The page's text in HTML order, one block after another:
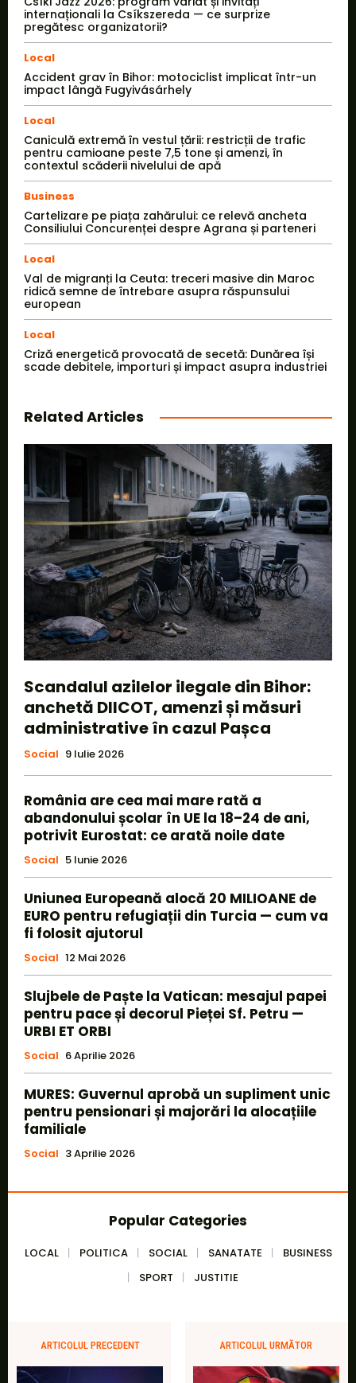
internaționali la Csíkszereda — ce surprize
pregătesc organizatorii?
Local
Accident grav în Bihor: motociclist implicat într-un
impact lângă Fugyivásárhely
Local
Caniculă extremă în vestul țării: restricții de trafic
pentru camioane peste 7,5 tone și amenzi, în
contextul scăderii nivelului de apă
Business
Cartelizare pe piața zahărului: ce relevă ancheta
Consiliului Concurenței despre Agrana și parteneri
Local
Val de migranți la Ceuta: treceri masive din Maroc
ridică semne de întrebare asupra răspunsului
european
Local
Criză energetică provocată de secetă: Dunărea își
scade debitele, importuri și impact asupra industriei
Related Articles
Scandalul azilelor ilegale din Bihor:
anchetă DIICOT, amenzi și măsuri
administrative în cazul Pașca
Social 9 Iulie 2026
România are cea mai mare rată a
abandonului școlar în UE la 18–24 de ani,
potrivit Eurostat: ce arată noile date
Social 5 Iunie 2026
Uniunea Europeană alocă 20 MILIOANE de
EURO pentru refugiații din Turcia — cum va
fi folosit ajutorul
Social 12 Mai 2026
Slujbele de Paște la Vatican: mesajul papei
pentru pace și decorul Pieței Sf. Petru —
URBI ET ORBI
Social 6 Aprilie 2026
MURES: Guvernul aprobă un supliment unic
pentru pensionari și majorări la alocațiile
familiale
Social 3 Aprilie 2026
Popular Categories
LOCAL POLITICA SOCIAL SANATATE
BUSINESS
SPORT
JUSTITIE
ARTICOLUL PRECEDENT ARTICOLUL URMĂTOR